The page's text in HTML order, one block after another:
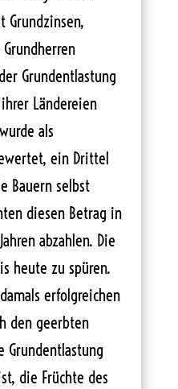
Grundzinsen,
Grundentlastung
Ländereien
als
ein Drittel
Bauern selbst
diesen Betrag in
abzahlen. Die
heute zu spüren.
erfolgreichen
den geerbten
Grundentlastung
die Früchte des